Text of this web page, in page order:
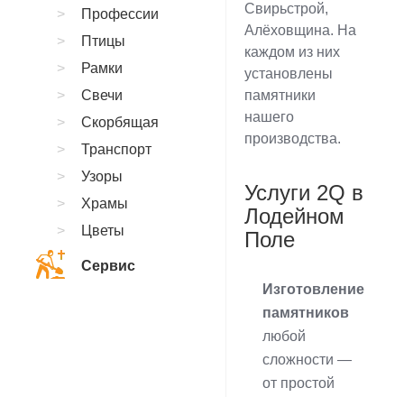
Свирьстрой,
Алёховщина. На
каждом из них
установлены
памятники
нашего
производства.
Услуги 2Q в
Лодейном
Поле
Изготовление
памятников
любой
сложности —
от простой
Профессии
Птицы
Рамки
Свечи
Скорбящая
Транспорт
Узоры
Храмы
Цветы
Сервис